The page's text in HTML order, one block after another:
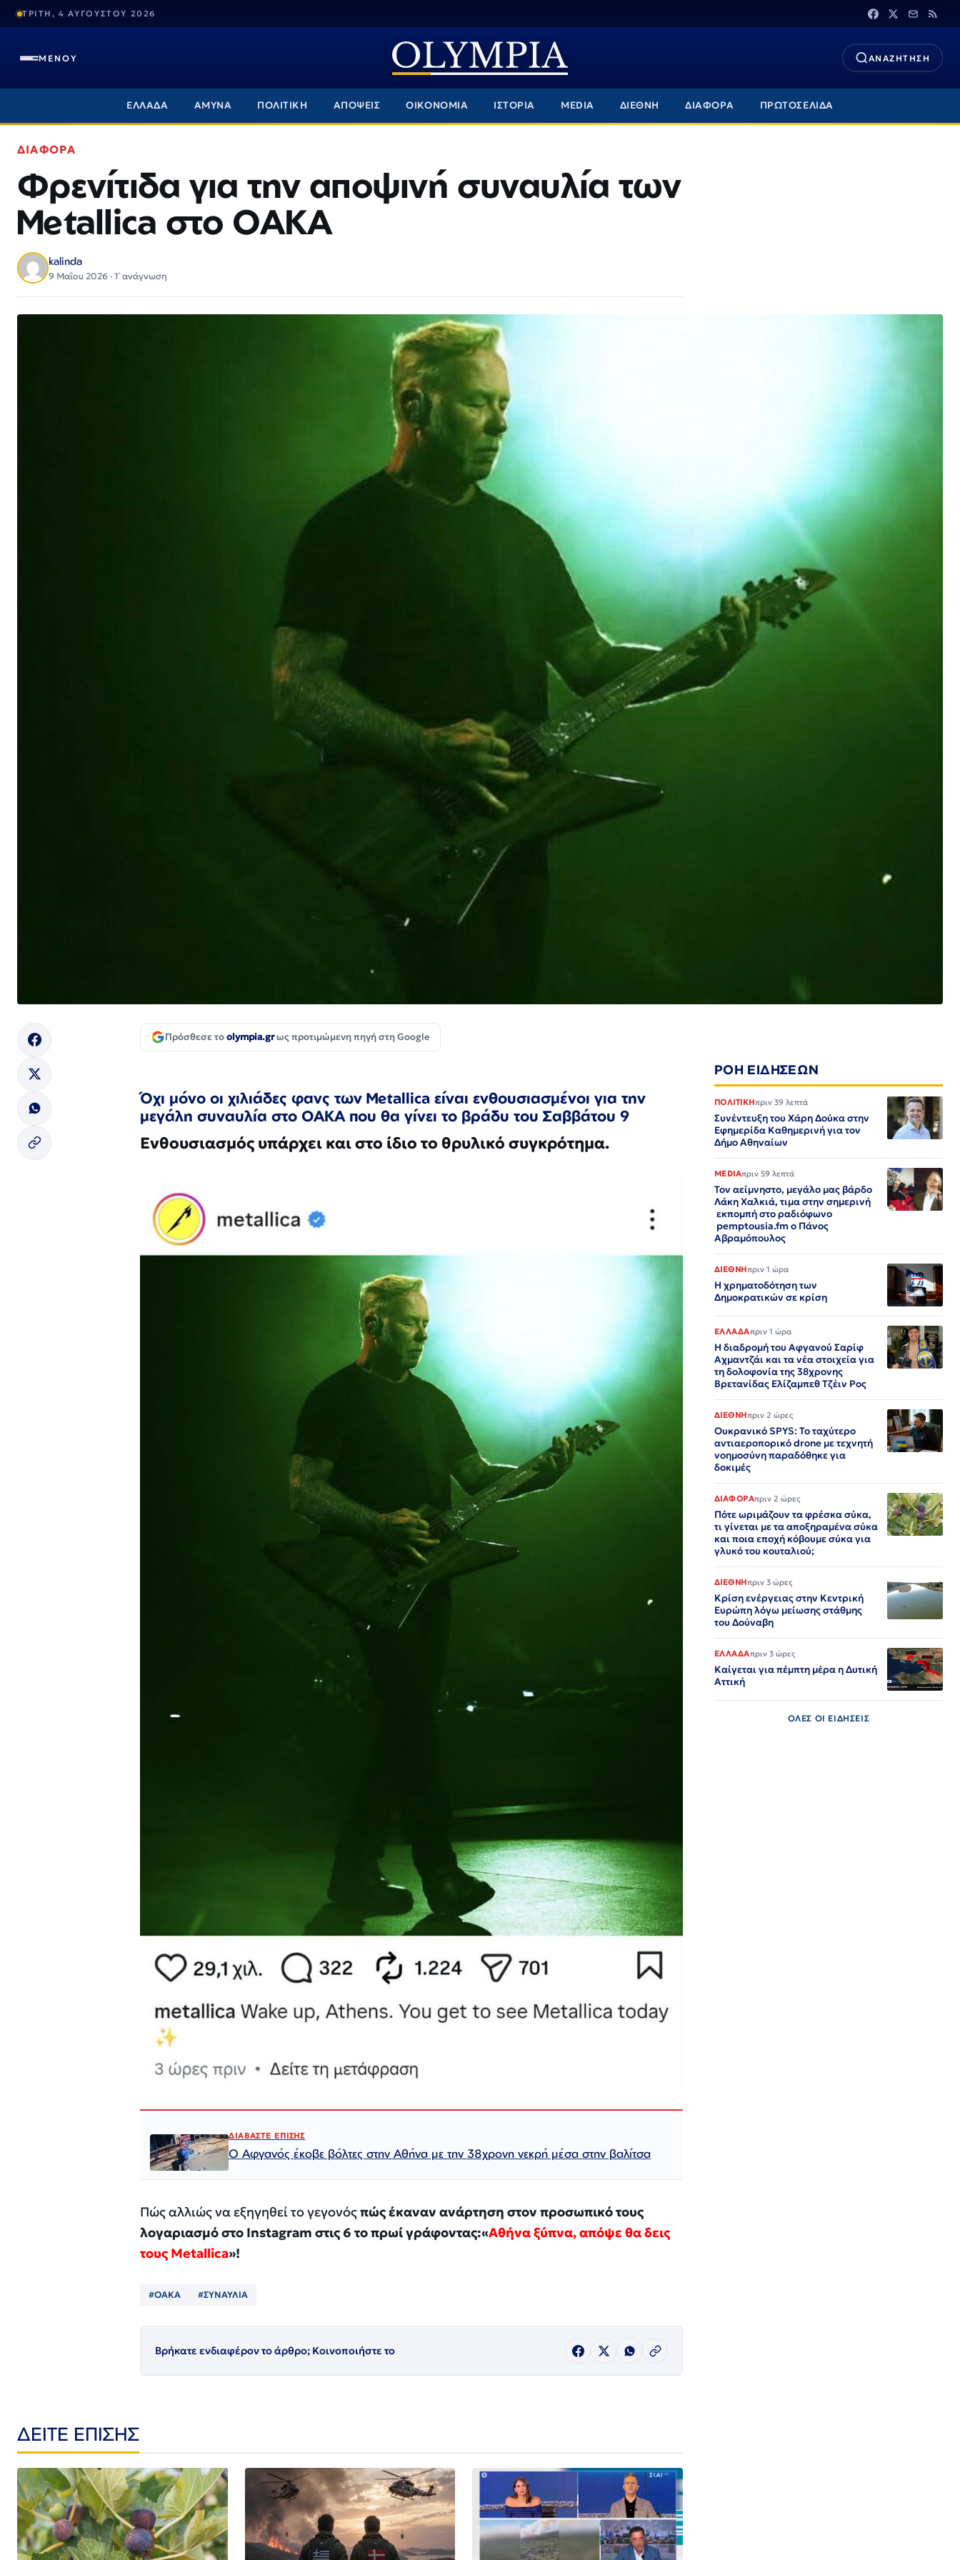
ΤΡΙΤΗ, 4 ΑΥΓΟΥΣΤΟΥ 2026
ΜΕΝΟΥ ΑΝΑΖΗΤΗΣΗ
ΕΛΛΑΔΑ ΑΜΥΝΑ ΠΟΛΙΤΙΚΗ ΑΠΟΨΕΙΣ ΟΙΚΟΝΟΜΙΑ ΙΣΤΟΡΙΑ MEDIA ΔΙΕΘΝΗ ΔΙΑΦΟΡΑ ΠΡΩΤΟΣΕΛΙΔΑ
ΔΙΑΦΟΡΑ
Φρενίτιδα για την αποψινή συναυλία των
Metallica στο ΟΑΚΑ
kalinda
9 Μαΐου 2026 · 1΄ ανάγνωση
Πρόσθεσε τοolympia.grως προτιμώμενη πηγή στη Google
Όχι μόνο οι χιλιάδες φανς των Metallica είναι ενθουσιασμένοι για την
μεγάλη συναυλία στο OAKA που θα γίνει το βράδυ του Σαββάτου 9
Ενθουσιασμός υπάρχει και στο ίδιο το θρυλικό συγκρότημα.
ΔΙΑΒΑΣΤΕ ΕΠΙΣΗΣ
Ο Αφγανός έκοβε βόλτες στην Αθήνα με την 38χρονη νεκρή μέσα στην βαλίτσα
Πώς αλλιώς να εξηγηθεί το γεγονόςπώς έκαναν ανάρτηση στον προσωπικό τους
λογαριασμό στο Instagram στις 6 το πρωί γράφοντας:«Αθήνα ξύπνα, απόψε θα δεις
τους Metallica»!
#ΟΑΚΑ #ΣΥΝΑΥΛΙΑ
Βρήκατε ενδιαφέρον το άρθρο; Κοινοποιήστε το
ΔΕΙΤΕ ΕΠΙΣΗΣ
ΡΟΗ ΕΙΔΗΣΕΩΝ
ΠΟΛΙΤΙΚΗπριν 39 λεπτά
Συνέντευξη του Χάρη Δούκα στην
Εφημερίδα Καθημερινή για τον
Δήμο Αθηναίων
MEDIAπριν 59 λεπτά
Τον αείμνηστο, μεγάλο μας βάρδο
Λάκη Χαλκιά, τιμα στην σημερινή
εκπομπή στο ραδιόφωνο
pemptousia.fm ο Πάνος
Αβραμόπουλος
ΔΙΕΘΝΗπριν 1 ώρα
Η χρηματοδότηση των
Δημοκρατικών σε κρίση
ΕΛΛΑΔΑπριν 1 ώρα
Η διαδρομή του Αφγανού Σαρίφ
Αχμαντζάι και τα νέα στοιχεία για
τη δολοφονία της 38χρονης
Βρετανίδας Ελίζαμπεθ Τζέιν Ρος
ΔΙΕΘΝΗπριν 2 ώρες
Ουκρανικό SPYS: Το ταχύτερο
αντιαεροπορικό drone με τεχνητή
νοημοσύνη παραδόθηκε για
δοκιμές
ΔΙΑΦΟΡΑπριν 2 ώρες
Πότε ωριμάζουν τα φρέσκα σύκα,
τι γίνεται με τα αποξηραμένα σύκα
και ποια εποχή κόβουμε σύκα για
γλυκό του κουταλιού;
ΔΙΕΘΝΗπριν 3 ώρες
Κρίση ενέργειας στην Κεντρική
Ευρώπη λόγω μείωσης στάθμης
του Δούναβη
ΕΛΛΑΔΑπριν 3 ώρες
Καίγεται για πέμπτη μέρα η Δυτική
Αττική
ΟΛΕΣ ΟΙ ΕΙΔΗΣΕΙΣ